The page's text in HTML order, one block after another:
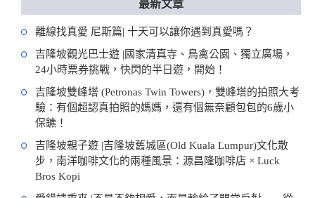
最新文章
離線找真愛 尼斯篇| 十天可以讓你遇到真愛嗎？
吉隆坡觀光巴士遊 |國家清真寺、鳥禽公園、獨立廣場，
24小時票券挑戰，快閃的半日遊，開始！
吉隆坡雙峰塔 (Petronas Twin Towers)，雙峰塔的拍照大考
驗：有個超認真拍照的媽媽，還有個無奈顧包包的6歲小
保鑣！
吉隆坡親子遊 |吉隆坡舊城區(Old Kuala Lumpur)文化散
步，南洋咖啡文化的兩種風景：源昌隆咖啡店 × Luck
Bros Kopi